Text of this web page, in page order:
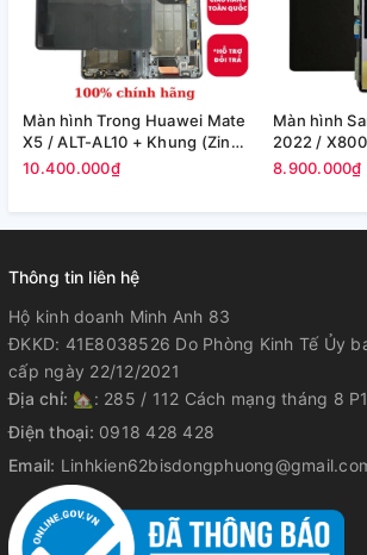
Màn hình Trong Huawei Mate
X5 / ALT-AL10 + Khung (Zin
Máy)
10.400.000₫
Màn hình
2022 /
(12.4in) -
8.900.000₫
Thông tin liên hệ
Hộ kinh doanh Minh Anh 83
ĐKKD: 41E8038526 Do Phòng Kinh Tế Ủy
cấp ngày 22/12/2021
Địa chỉ: 🏡: 285 / 112 Cách mạng tháng 8
Điện thoại: 0918 428 428
Email: